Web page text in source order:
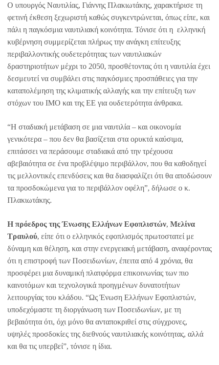
Ο υπουργός Ναυτιλίας, Γιάννης Πλακιωτάκης, χαρακτήρισε τη
φετινή έκθεση ξεχωριστή καθώς συγκεντρώνεται, όπως είπε, και
πάλι η παγκόσμια ναυτιλιακή κοινότητα. Τόνισε ότι η ελληνική
κυβέρνηση συμμερίζεται πλήρως την ανάγκη επίτευξης
περιβαλλοντικής ουδετερότητας των ναυτιλιακών
δραστηριοτήτων μέχρι το 2050, προσθέτοντας ότι η ναυτιλία έχει
δεσμευτεί να συμβάλει στις παγκόσμιες προσπάθειες για την
καταπολέμηση της κλιματικής αλλαγής και την επίτευξη των
στόχων του ΙΜΟ και της ΕΕ για ουδετερότητα άνθρακα.
“Η σταδιακή μετάβαση σε μια ναυτιλία – και οικονομία
γενικότερα – που δεν θα βασίζεται στα ορυκτά καύσιμα,
επιτάσσει να περάσουμε σταδιακά από την τρέχουσα
αβεβαιότητα σε ένα προβλέψιμο περιβάλλον, που θα καθοδηγεί
τις μελλοντικές επενδύσεις και θα διασφαλίζει ότι θα αποδώσουν
τα προσδοκώμενα για το περιβάλλον οφέλη”, δήλωσε ο κ.
Πλακιωτάκης.
Η πρόεδρος της Ένωσης Ελλήνων Εφοπλιστών, Μελίνα
Τραυλού, είπε ότι ο ελληνικός εφοπλισμός πρωτοστατεί με
δύναμη και θέληση, και στην ενεργειακή μετάβαση, αναφέροντας
ότι η επιστροφή των Ποσειδωνίων, έπειτα από 4 χρόνια, θα
προσφέρει μια δυναμική πλατφόρμα επικοινωνίας των πιο
καινοτόμων και τεχνολογικά προηγμένων δυνατοτήτων
λειτουργίας του κλάδου. “Ως Ένωση Ελλήνων Εφοπλιστών,
υποδεχόμαστε τη διοργάνωση των Ποσειδωνίων, με τη
βεβαιότητα ότι, όχι μόνο θα ανταποκριθεί στις σύγχρονες,
υψηλές προσδοκίες της διεθνούς ναυτιλιακής κοινότητας, αλλά
και θα τις υπερβεί”, τόνισε η ίδια.